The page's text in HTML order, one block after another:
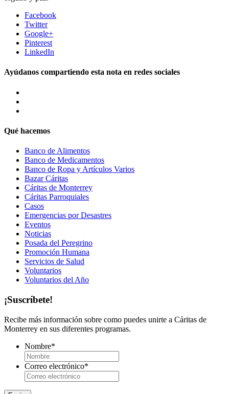
Facebook
Twitter
Google+
Pinterest
LinkedIn
Ayúdanos compartiendo esta nota en redes sociales
Qué hacemos
Banco de Alimentos
Banco de Medicamentos
Banco de Ropa y Artículos Varios
Bazar Cáritas
Cáritas de Monterrey
Cáritas Parroquiales
Casos
Emergencias por Desastres
Eventos
Noticias
Posada del Peregrino
Promoción Humana
Servicios de Salud
Voluntarios
Voluntarios del Año
¡Suscríbete!
Recibe más información sobre como puedes unirte a Cáritas de
Monterrey en sus diferentes programas.
Nombre*
Correo electrónico*